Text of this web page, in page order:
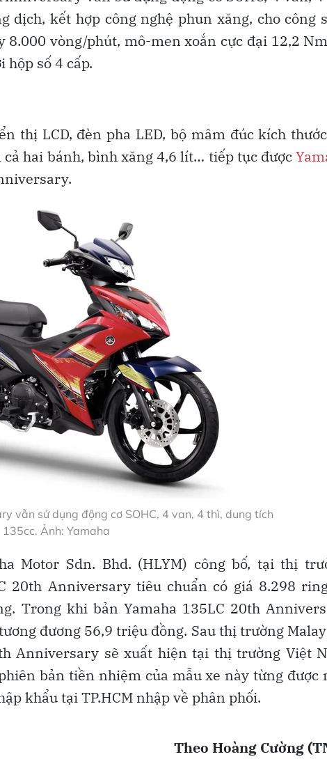
dịch, kết hợp công nghệ phun xăng, cho công
8.000 vòng/phút, mô-men xoắn cực đại 12,2
hộp số 4 cấp.
thị LCD, đèn pha LED, bộ mâm đúc kích
hai bánh, bình xăng 4,6 lít… tiếp tục được
vẫn sử dụng động cơ SOHC, 4 van, 4 thì, dung tích
135cc. Ảnh: Yamaha
Motor Sdn. Bhd. (HLYM) công bố, tại thị
20th Anniversary tiêu chuẩn có giá 8.298
Trong khi bản Yamaha 135LC 20th
đương 56,9 triệu đồng. Sau thị trường
Anniversary sẽ xuất hiện tại thị trường Việt
bản tiền nhiệm của mẫu xe này từng được
khẩu tại TP.HCM nhập về phân phối.
Theo Hoàng Cường